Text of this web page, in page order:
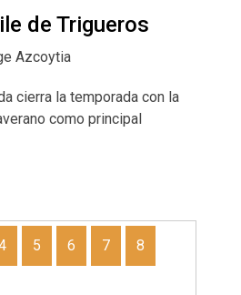
de Trigueros
Azcoytia
cierra la temporada con la
como principal
5 6 7 8